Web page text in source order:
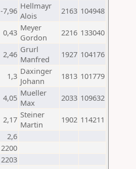
-7,96 Hellmayr
Alois
2163 104948
0,43 Meyer
Gordon
2216 133040
2,46 Grurl
Manfred
1927 104176
1,3 Daxinger
Johann
1813 101779
4,05 Mueller
Max
2033 109632
2,17 Steiner
Martin
1902 114211
2,6
2200
2203